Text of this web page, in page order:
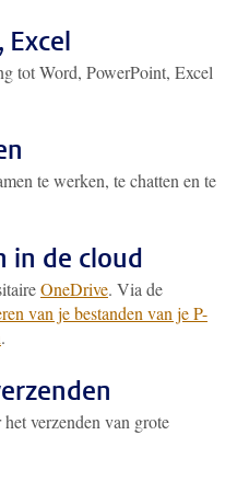
tot Word, PowerPoint, Excel
te werken, te chatten en te
in de cloud
OneDrive. Via de
van je bestanden van je P-
.
verzenden van grote